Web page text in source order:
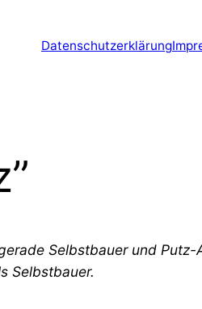
Datenschutzerklärung
Selbstbauer und
Selbstbauer.